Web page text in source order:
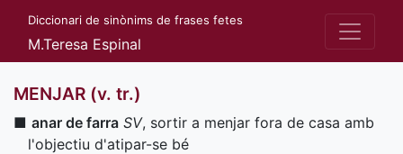
Diccionari de sinònims de frases fetes
M.Teresa Espinal
MENJAR (v. tr.)
■ anar de farra SV, sortir a menjar fora de casa amb
l'objectiu d'atipar-se bé